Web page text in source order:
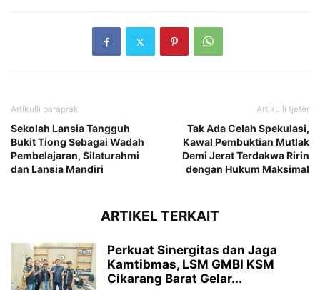
Artikulli paraprak
Sekolah Lansia Tangguh
Bukit Tiong Sebagai Wadah
Pembelajaran, Silaturahmi
dan Lansia Mandiri
Artikulli tjetër
Tak Ada Celah Spekulasi,
Kawal Pembuktian Mutlak
Demi Jerat Terdakwa Ririn
dengan Hukum Maksimal
ARTIKEL TERKAIT
Perkuat Sinergitas dan Jaga
Kamtibmas, LSM GMBI KSM
Cikarang Barat Gelar...